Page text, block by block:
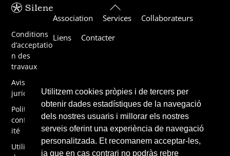
Utilitzem cookies pròpies i de tercers per
obtenir dades estadístiques de la navegació
dels nostres usuaris i millorar els nostres
serveis oferint una experiència de navegació
personalitzada. Et recomanem acceptar-les,
ja que en cas contrari no podràs rebre
Back
To
Top
Conditions
d’acceptatio
n des
travaux
Avis
juridique
Politique de
confidential
ité
Utilisation
Association Services
Collaborateurs
Liens
Contacter